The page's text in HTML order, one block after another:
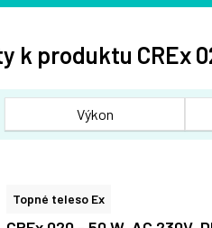
k produktu CREx
Výkon
Topné teleso Ex